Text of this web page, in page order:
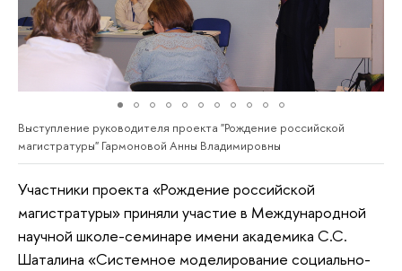
Выступление руководителя проекта "Рождение российской
магистратуры" Гармоновой Анны Владимировны
Участники проекта «Рождение российской
магистратуры» приняли участие в Международной
научной школе-семинаре имени академика С.С.
Шаталина «Системное моделирование социально-